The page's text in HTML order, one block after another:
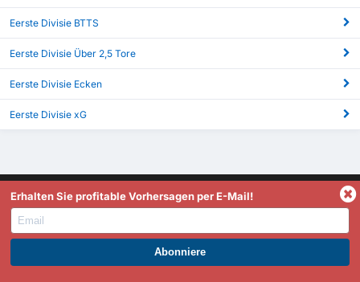
Eerste Divisie BTTS
Eerste Divisie Über 2,5 Tore
Eerste Divisie Ecken
Eerste Divisie xG
FootyStats ist Ihre beste Quelle für Statistiken wie erzielte
Tore, Über 2,5/Unter 2,5, Halbzeit/Vollzeit, dynamische In-
WERDEN SIE PREMIUM UND PROFITIEREN SIE JETZT.
Erhalten Sie profitable Vorhersagen per E-Mail!